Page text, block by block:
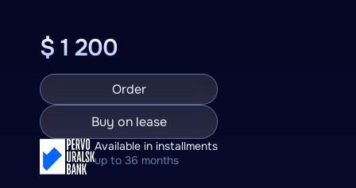
$ 1 200
Order
Buy on lease
Available in installments
up to 36 months